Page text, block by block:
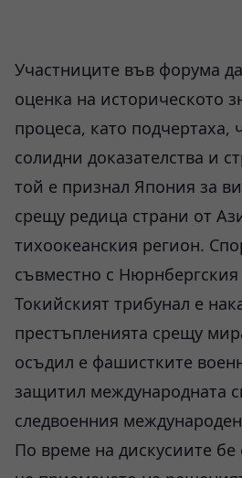
Участниците във форума
оценка на историческото
процеса, като подчертаха,
солидни доказателства и
той е признал Япония за
срещу редица страни от
тихоокеанския регион.
съвместно с Нюрнбергския
Токийският трибунал е
престъпленията срещу
осъдил е фашистките
защитил международната
следвоенния
По време на дискусиите